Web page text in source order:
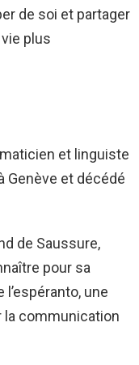
de soi et partager
plus
et linguiste
Genève et décédé
de Saussure,
pour sa
une
la communication